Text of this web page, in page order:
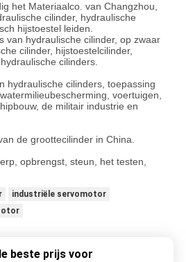
het Materiaalco. van Changzhou,
cilinder, hydraulische
hijstoestel leiden.
van hydraulische cilinder, op zwaar
cilinder, hijstoestelcilinder,
cilinders.
hydraulische cilinders, toepassing
voertuigen,
de militair industrie en
de groottecilinder in China.
opbrengst, steun, het testen,
industriële servomotor
beste prijs voor